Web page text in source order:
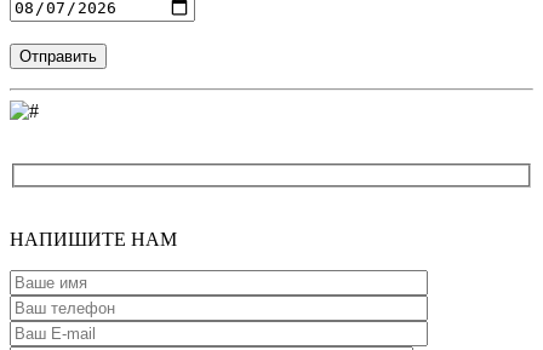
Введите адрес
НАПИШИТЕ НАМ